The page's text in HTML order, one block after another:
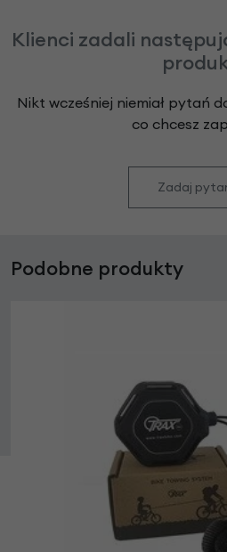
Klienci zadali
Nikt wcześniej niemiał pytań
co chcesz
Zadaj
Podobne produkty